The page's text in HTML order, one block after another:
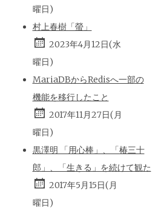
曜日)
村上春樹「螢」
2023年4月12日(水
曜日)
MariaDBからRedisへ一部の
機能を移行したこと
2017年11月27日(月
曜日)
黒澤明 「用心棒」、「椿三十
郎」、「生きる」を続けて観た
2017年5月15日(月
曜日)